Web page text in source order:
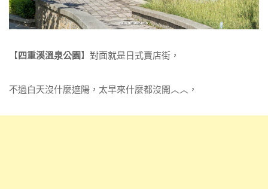
【四重溪溫泉公園】對面就是日式賣店街，
不過白天沒什麼遮陽，太早來什麼都沒開︿︿，